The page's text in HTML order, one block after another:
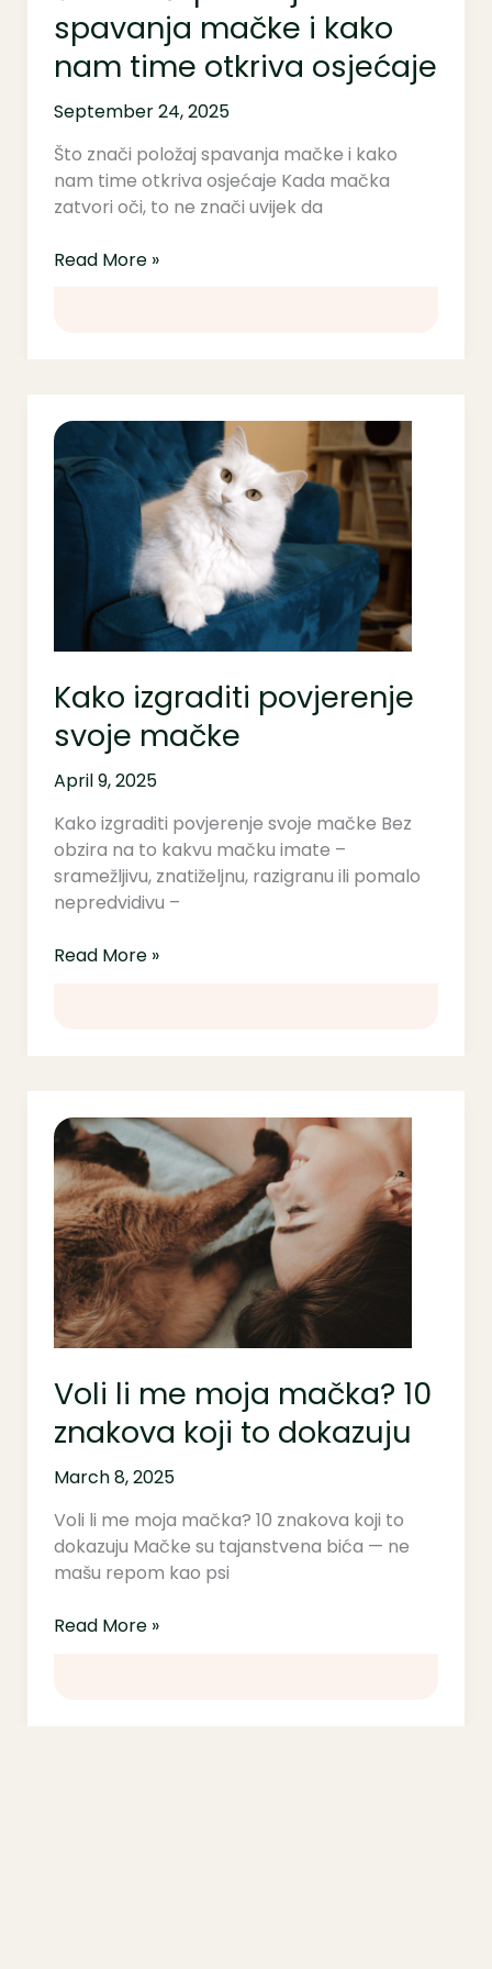
spavanja mačke i kako
nam time otkriva osjećaje
September 24, 2025
Što znači položaj spavanja mačke i kako
nam time otkriva osjećaje Kada mačka
zatvori oči, to ne znači uvijek da
Read More »
Kako izgraditi povjerenje
svoje mačke
April 9, 2025
Kako izgraditi povjerenje svoje mačke Bez
obzira na to kakvu mačku imate –
sramežljivu, znatiželjnu, razigranu ili pomalo
nepredvidivu –
Kako
izgraditi
povjerenje
svoje
mačke
Read More »
Voli li me moja mačka? 10
znakova koji to dokazuju
March 8, 2025
Voli li me moja mačka? 10 znakova koji to
dokazuju Mačke su tajanstvena bića — ne
mašu repom kao psi
Voli
li
me
moja
mačka?
10
znakova
koji
to
Read More »